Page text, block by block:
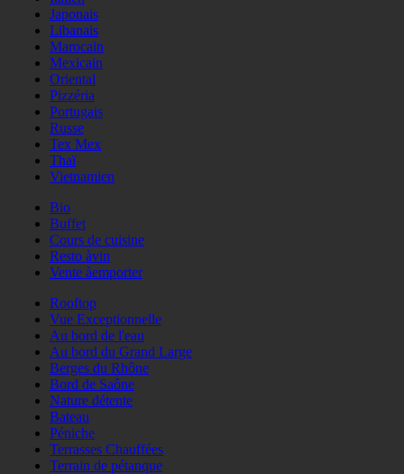
Japonais
Libanais
Marocain
Mexicain
Oriental
Pizzéria
Portugais
Russe
Tex Mex
Thaï
Vietnamien
Bio
Buffet
Cours de cuisine
Resto àvin
Vente àemporter
Rooftop
Vue Exceptionnelle
Au bord de l'eau
Au bord du Grand Large
Berges du Rhône
Bord de Saône
Nature détente
Bateau
Péniche
Terrasses Chauffées
Terrain de pétanque